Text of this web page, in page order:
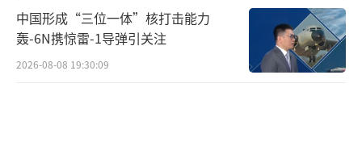
中国形成“三位一体”核打击能力
轰-6N携惊雷-1导弹引关注
2026-08-08 19:30:09